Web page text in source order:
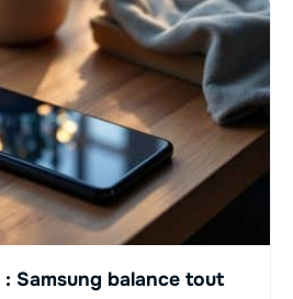
Samsung balance tout